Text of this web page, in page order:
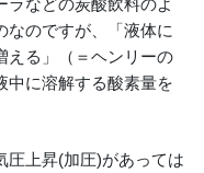
なのですが、「液体に
える」（＝ヘンリーの
中に溶解する酸素量を
圧上昇(加圧)があっては